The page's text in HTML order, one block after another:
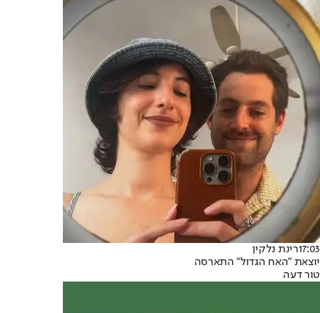
17:03רינת נלקין
יוצאת "האח הגדול" התארסה
טור דעה